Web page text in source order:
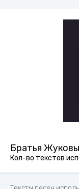
Братья
Кол-во текстов